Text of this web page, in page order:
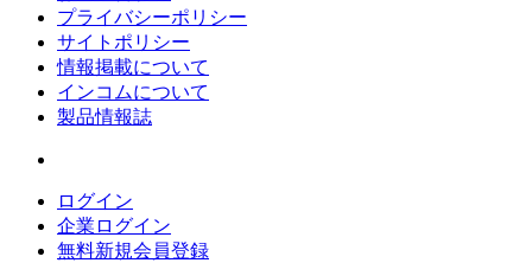
プライバシーポリシー
サイトポリシー
情報掲載について
インコムについて
製品情報誌
ログイン
企業ログイン
無料新規会員登録